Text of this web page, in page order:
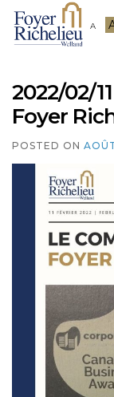
A
2022/02/
Foyer
POSTED ON